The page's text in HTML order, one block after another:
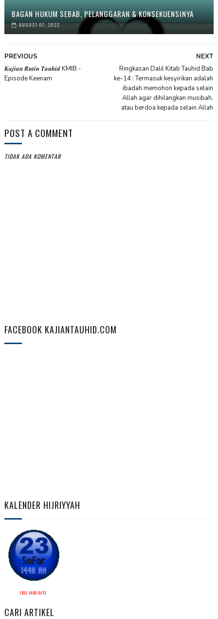
BAGAN HUKUM SEBAB, PELANGGARAN & KONSEKUENSINYA
AUGUST 07, 2022
NEXT
Ringkasan Dalil Kitab Tauhid Bab
ke-14 : Termasuk kesyirikan adalah
ibadah memohon kepada selain
Allah agar dihilangkan musibah,
atau berdoa kepada selain Allah
PREVIOUS
𝑲𝒂𝒋𝒊𝒂𝒏 𝑹𝒖𝒕𝒊𝒏 𝑻𝒂𝒖𝒉𝒊𝒅 KMIB -
Episode Keenam
POST A COMMENT
TIDAK ADA KOMENTAR
FACEBOOK KAJIANTAUHID.COM
KALENDER HIJRIYYAH
FREE HIJRI DATE
CARI ARTIKEL